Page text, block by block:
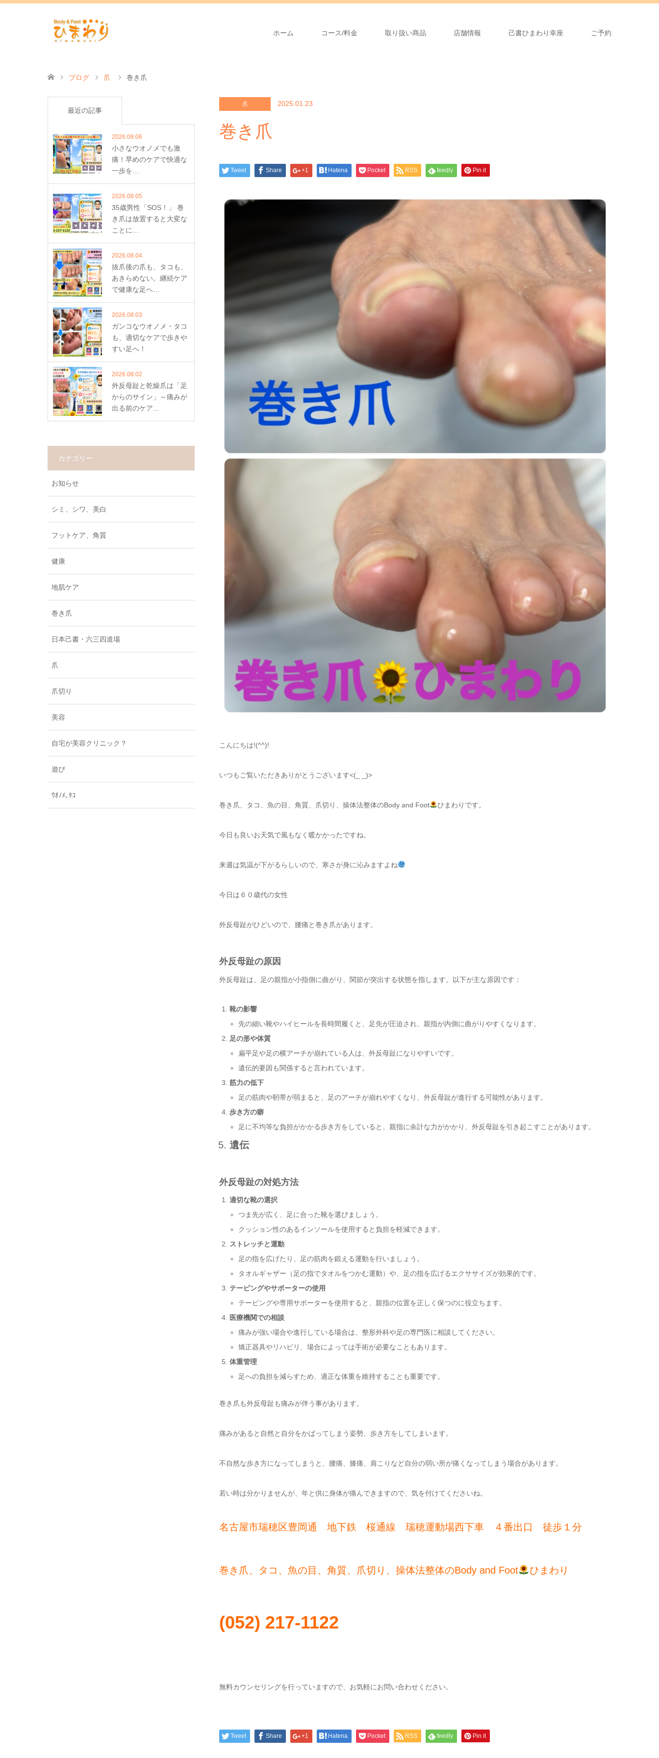
ホーム コース/料金 取り扱い商品 店舗情報 己書ひまわり幸座 ご予約
ブログ 爪 巻き爪
爪 2025.01.23
巻き爪
Tweet Share +1 Hatena Pocket RSS feedly Pin it
こんにちは!(^^)!
いつもご覧いただきありがとうございます<(_ _)>
巻き爪、タコ、魚の目、角質、爪切り、操体法整体のBody and Foot ひまわりです。
今日も良いお天気で風もなく暖かかったですね。
来週は気温が下がるらしいので、寒さが身に沁みますよね
今日は６０歳代の女性
外反母趾がひどいので、腰痛と巻き爪があります。
外反母趾の原因
外反母趾は、足の親指が小指側に曲がり、関節が突出する状態を指します。以下が主な原因です：
靴の影響
先の細い靴やハイヒールを長時間履くと、足先が圧迫され、親指が内側に曲がりやすくなります。
足の形や体質
扁平足や足の横アーチが崩れている人は、外反母趾になりやすいです。
遺伝的要因も関係すると言われています。
筋力の低下
足の筋肉や靭帯が弱まると、足のアーチが崩れやすくなり、外反母趾が進行する可能性があります。
歩き方の癖
足に不均等な負担がかかる歩き方をしていると、親指に余計な力がかかり、外反母趾を引き起こすことがあります。
遺伝
外反母趾の対処方法
適切な靴の選択
つま先が広く、足に合った靴を選びましょう。
クッション性のあるインソールを使用すると負担を軽減できます。
ストレッチと運動
足の指を広げたり、足の筋肉を鍛える運動を行いましょう。
タオルギャザー（足の指でタオルをつかむ運動）や、足の指を広げるエクササイズが効果的です。
テーピングやサポーターの使用
テーピングや専用サポーターを使用すると、親指の位置を正しく保つのに役立ちます。
医療機関での相談
痛みが強い場合や進行している場合は、整形外科や足の専門医に相談してください。
矯正器具やリハビリ、場合によっては手術が必要なこともあります。
体重管理
足への負担を減らすため、適正な体重を維持することも重要です。
巻き爪も外反母趾も痛みが伴う事があります。
痛みがあると自然と自分をかばってしまう姿勢、歩き方をしてしまいます。
不自然な歩き方になってしまうと、腰痛、膝痛、肩こりなど自分の弱い所が痛くなってしまう場合があります。
若い時は分かりませんが、年と供に身体が痛んできますので、気を付けてくださいね。
名古屋市瑞穂区豊岡通 地下鉄 桜通線 瑞穂運動場西下車 ４番出口 徒歩１分
巻き爪、タコ、魚の目、角質、爪切り、操体法整体のBody and Foot ひまわり
(052) 217-1122
無料カウンセリングを行っていますので、お気軽にお問い合わせください。
Tweet Share +1 Hatena Pocket RSS feedly Pin it
最近の記事
2026.08.06
小さなウオノメでも激
痛！早めのケアで快適な
一歩を…
2026.08.05
35歳男性「SOS！」 巻
き爪は放置すると大変な
ことに…
2026.08.04
抜爪後の爪も、タコも、
あきらめない。継続ケア
で健康な足へ…
2026.08.03
ガンコなウオノメ・タコ
も、適切なケアで歩きや
すい足へ！
2026.08.02
外反母趾と乾燥爪は「足
からのサイン」～痛みが
出る前のケア…
カテゴリー
お知らせ
シミ、シワ、美白
フットケア、角質
健康
地肌ケア
巻き爪
日本己書・六三四道場
爪
爪切り
美容
自宅が美容クリニック？
遊び
ｳｵﾉﾒ､ﾀｺ